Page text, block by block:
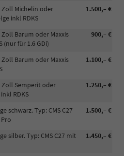
1.500,– €
Zoll Michelin oder
inkl RDKS
900,– €
Barum oder Maxxis
(nur für 1.6 GDi)
1.100,– €
Barum oder Maxxis
1.250,– €
Zoll Semperit oder
RDKS
1.500,– €
schwarz. Typ: CMS C27
1.450,– €
silber. Typ: CMS C27 mit